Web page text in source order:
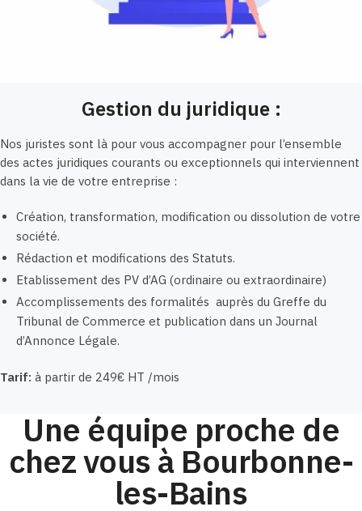
Gestion du juridique :
Nos juristes sont là pour vous accompagner pour l’ensemble
des actes juridiques courants ou exceptionnels qui interviennent
dans la vie de votre entreprise :
Création, transformation, modification ou dissolution de votre
société.
Rédaction et modifications des Statuts.
Etablissement des PV d’AG (ordinaire ou extraordinaire)
Accomplissements des formalités auprès du Greffe du
Tribunal de Commerce et publication dans un Journal
d’Annonce Légale.
Tarif: à partir de 249€ HT /mois
Une équipe proche de
chez vous à Bourbonne-
les-Bains